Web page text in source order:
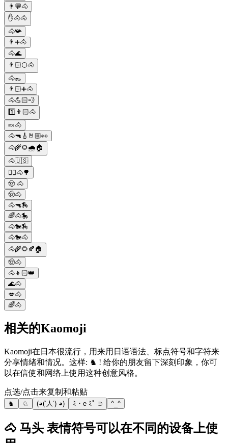
👨💬🐴
✋🐴🐴
🐴📯
👨➕🐴
🐴🌊
👨🏻🌕🐴
🐴👞
👨🏻➕🐴
🐴💪🏻💨
1️⃣👨🏻🐴
🍬🐴
🐴🔫🎸🤘🏼👀
🐴🌾🌻🌧️🏠
🐴🇺🇸
🚶‍♂️🐴🌳
🤠 🐴
🤠🐴
🐴🔫🏇
🌈🐴🎠
🐴🐎🏇
🐴🐎🐴
🐴🌾🌻🍂🏠
🤠🐴
🐴👦🏻👑
🌊🐴
💋🐴
🌈🐴
相关的Kaomoji
Kaomoji在日本很流行，用来用日语语法、标点符号和字符来
分享情绪和情况。这样: ♞ ! 给你的朋友留下深刻印象，你可
以在信使和网络上使用这种创意风格。
点选/点击来复制和粘贴
♞ ♘ (◕(‘人‘) ◕) ﾐ・e ﾐﾟ ∋ ^_^
🐴 马头 表情符号可以在不同的设备上使